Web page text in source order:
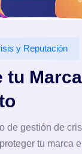
y Reputación
tu
de gestión de
tu marca